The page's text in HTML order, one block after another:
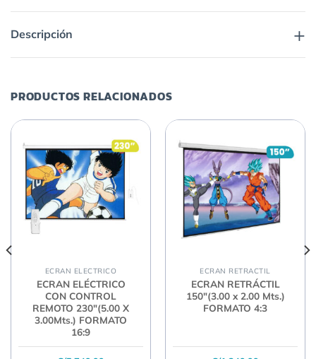
Descripción +
PRODUCTOS RELACIONADOS
ECRAN ELECTRICO
ECRAN ELÉCTRICO
CON CONTROL
REMOTO 230″(5.00 X
3.00Mts.) FORMATO
16:9
ECRAN RETRACTIL
ECRAN RETRÁCTIL
150″(3.00 x 2.00 Mts.)
FORMATO 4:3